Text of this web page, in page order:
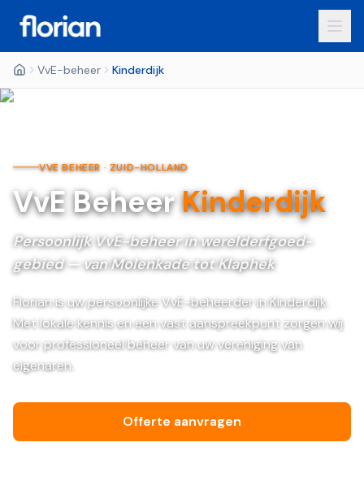
VvE-beheer Kinderdijk
VVE BEHEER · ZUID-HOLLAND
VvE BeheerKinderdijk
Persoonlijk VvE-beheer in werelderfgoed-
gebied — van Molenkade tot Klaphek
Florian is uw persoonlijke VvE-beheerder in Kinderdijk.
Met lokale kennis en een vast aanspreekpunt zorgen wij
voor professioneel beheer van uw vereniging van
eigenaren.
Offerte aanvragen